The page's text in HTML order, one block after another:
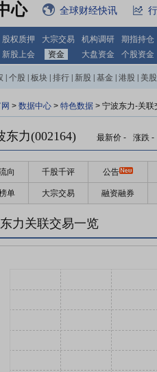
心 全球财经快讯
股权质押 大宗交易 机构调研 期指持仓
新股上会 资金 大盘资金 个股资金
个股 板块 排行 新股 基金 港股 美股
> 数据中心 > 特色数据 > 宁波东力-关联
东力(002164) 最新价 - 涨跌 -
向 千股千评 公告
单 大宗交易 融资融券
力关联交易一览